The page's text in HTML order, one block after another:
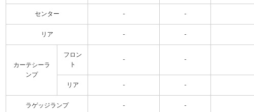
センター - -
リア - -
カーテシーラ
ンプ
フロン
ト
- -
リア - -
ラゲッジランプ - -